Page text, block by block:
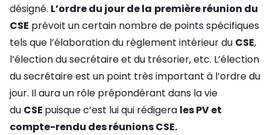
désigné. L’ordre du jour de la première réunion du
CSE prévoit un certain nombre de points spécifiques
tels que l’élaboration du règlement intérieur du CSE,
l’élection du secrétaire et du trésorier, etc. L’élection
du secrétaire est un point très important à l’ordre du
jour. Il aura un rôle prépondérant dans la vie
du CSE puisque c’est lui qui rédigera les PV et
compte-rendu des réunions CSE.